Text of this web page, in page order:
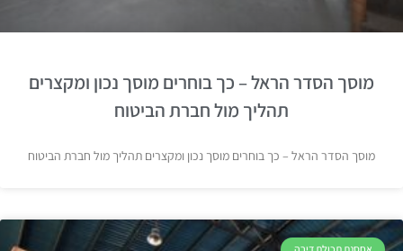
מוסך הסדר הראל – כך בוחרים מוסך נכון ומקצרים
תהליך מול חברת הביטוח
מוסך הסדר הראל – כך בוחרים מוסך נכון ומקצרים תהליך מול חברת הביטוח